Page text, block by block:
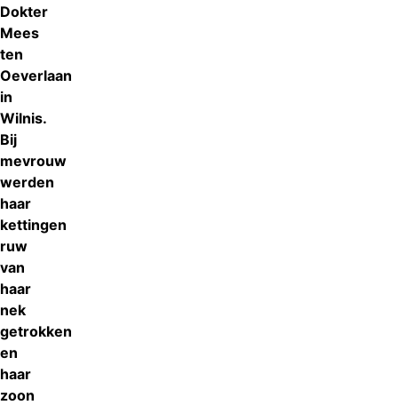
Dokter
Mees
ten
Oeverlaan
in
Wilnis.
Bij
mevrouw
werden
haar
kettingen
ruw
van
haar
nek
getrokken
en
haar
zoon